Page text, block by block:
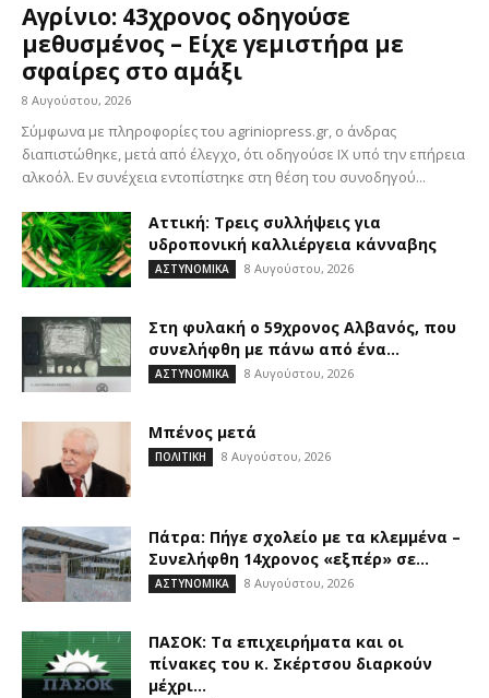
Αγρίνιο: 43χρονος οδηγούσε
μεθυσμένος – Είχε γεμιστήρα με
σφαίρες στο αμάξι
8 Αυγούστου, 2026
Σύμφωνα με πληροφορίες του agriniopress.gr, ο άνδρας
διαπιστώθηκε, μετά από έλεγχο, ότι οδηγούσε ΙΧ υπό την επήρεια
αλκοόλ. Εν συνέχεια εντοπίστηκε στη θέση του συνοδηγού...
Αττική: Τρεις συλλήψεις για
υδροπονική καλλιέργεια κάνναβης
ΑΣΤΥΝΟΜΙΚΑ 8 Αυγούστου, 2026
Στη φυλακή ο 59χρονος Αλβανός, που
συνελήφθη με πάνω από ένα...
ΑΣΤΥΝΟΜΙΚΑ 8 Αυγούστου, 2026
Μπένος μετά
ΠΟΛΙΤΙΚΗ 8 Αυγούστου, 2026
Πάτρα: Πήγε σχολείο με τα κλεμμένα –
Συνελήφθη 14χρονος «εξπέρ» σε...
ΑΣΤΥΝΟΜΙΚΑ 8 Αυγούστου, 2026
ΠΑΣΟΚ: Τα επιχειρήματα και οι
πίνακες του κ. Σκέρτσου διαρκούν
μέχρι...